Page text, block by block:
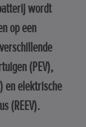
wordt
op een
(PEV),
en elektrische
(REEV).